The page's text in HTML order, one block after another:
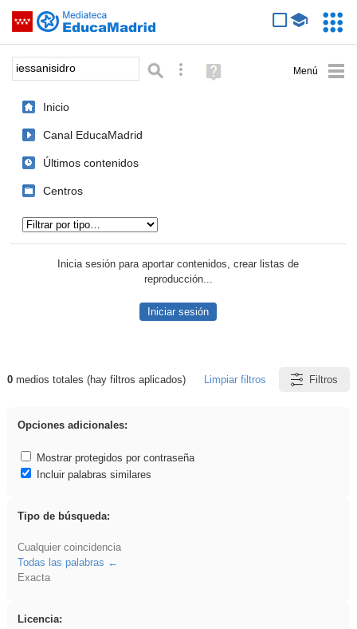
Saltar navegación
Palabra o frase: Búsqueda avanzada
Ayuda
(en
Inicio
Canal EducaMadrid
Últimos contenidos
Centros
Inicia sesión para aportar contenidos, crear listas de
reproducción...
Iniciar sesión
Resultados de: iessanisidro
0medios totales (hay filtros aplicados) Limpiar filtros Filtros
Opciones adicionales:
Mostrar protegidos por contraseña
Incluir palabras similares
Tipo de búsqueda:
Cualquier coincidencia
Todas las palabras
Exacta
Licencia: